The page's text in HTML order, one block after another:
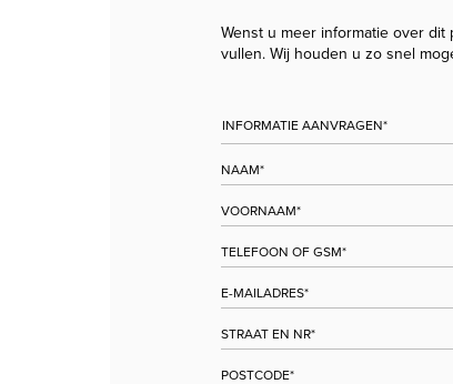
Wenst u meer informatie over
vullen. Wij houden u zo snel